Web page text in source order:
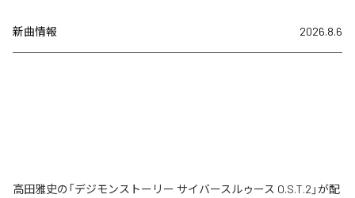
新曲情報 2026.8.6
高田雅史の「デジモンストーリー サイバースルゥース O.S.T.2」が配